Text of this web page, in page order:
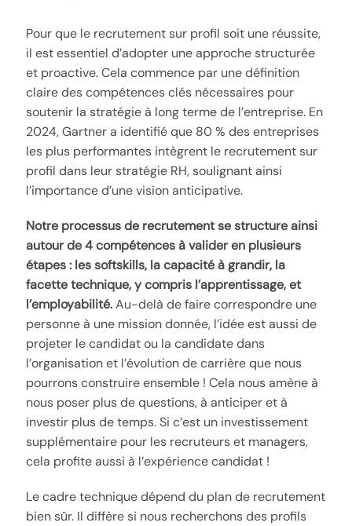
Pour que le recrutement sur profil soit une réussite,
il est essentiel d’adopter une approche structurée
et proactive. Cela commence par une définition
claire des compétences clés nécessaires pour
soutenir la stratégie à long terme de l’entreprise. En
2024, Gartner a identifié que 80 % des entreprises
les plus performantes intègrent le recrutement sur
profil dans leur stratégie RH, soulignant ainsi
l’importance d’une vision anticipative.
Notre processus de recrutement se structure ainsi
autour de 4 compétences à valider en plusieurs
étapes : les softskills, la capacité à grandir, la
facette technique, y compris l’apprentissage, et
l’employabilité.Au-delà de faire correspondre une
personne à une mission donnée, l’idée est aussi de
projeter le candidat ou la candidate dans
l’organisation et l’évolution de carrière que nous
pourrons construire ensemble ! Cela nous amène à
nous poser plus de questions, à anticiper et à
investir plus de temps. Si c’est un investissement
supplémentaire pour les recruteurs et managers,
cela profite aussi à l’expérience candidat !
Le cadre technique dépend du plan de recrutement
bien sûr. Il diffère si nous recherchons des profils